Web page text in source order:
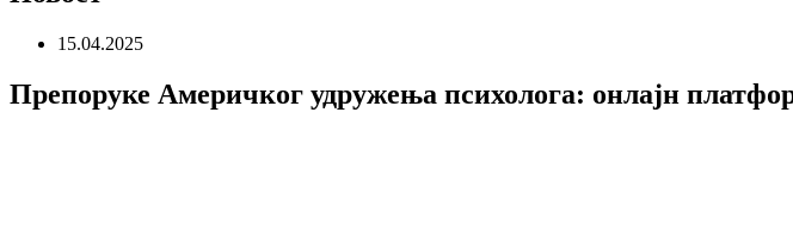
15.04.2025
Препоруке Америчког удружења психолога: онлајн